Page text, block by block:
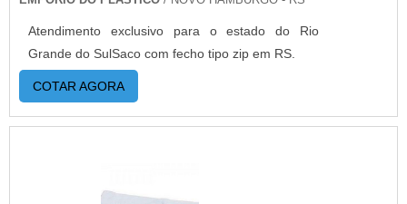
Atendimento exclusivo para o estado do Rio
Grande do SulSaco com fecho tipo zip em RS.
COTAR AGORA